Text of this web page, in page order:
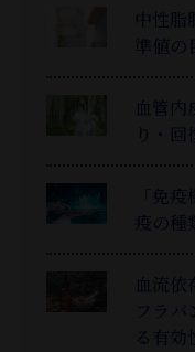
中性脂
準値の
血管内
り・
「免
疫の種
血流依
フラ
る有効